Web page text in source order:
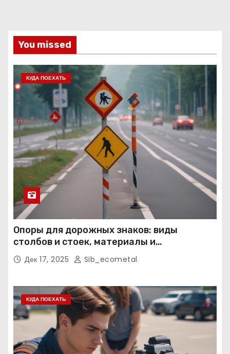
You missed
КУДА ПОЕХАТЬ
Опоры для дорожных знаков: виды
столбов и стоек, материалы и
нормативные требования
Дек 17, 2025 Sib_ecometal
КУДА ПОЕХАТЬ